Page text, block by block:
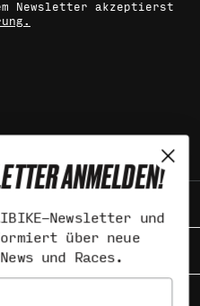
Newsletter akzeptierst
ANMELDEN!
Newsletter und
über neue
und Races.